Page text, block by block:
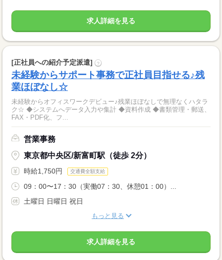
求人詳細を見る
[正社員への紹介予定派遣] ?
未経験からサポート事務で正社員目指せる♪残
業ほぼなし☆
未経験からオフィスワークデビュー♪残業ほぼなしで無理なくハタラ
ク☆ ◆システムへデータ入力や集計 ◆資料作成 ◆書類管理・郵送、
FAX・PDF化、フ...
営業事務
東京都中央区/新富町駅（徒歩 2分）
時給1,750円 交通費全額支給
09：00〜17：30（実働07：30、休憩01：00）...
土曜日 日曜日 祝日
もっと見る
求人詳細を見る